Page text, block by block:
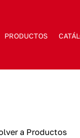
PRODUCTOS
a Productos